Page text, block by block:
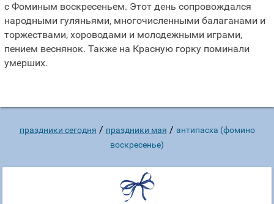
с Фоминым воскресеньем. Этот день сопровождался
народными гуляньями, многочисленными балаганами и
торжествами, хороводами и молодежными играми,
пением веснянок. Также на Красную горку поминали
умерших.
праздники сегодня / праздники мая / антипасха (фомино
воскресенье)